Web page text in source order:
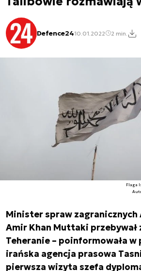
Defence2410.01.2022 2 min.
Flaga
Minister spraw
Amir Khan Muttaki przebywał
Teheranie – poinformowała w
irańska agencja prasowa
pierwsza wizyta szefa